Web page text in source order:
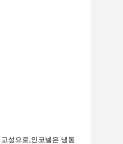
성으로,인코넬은 냉동